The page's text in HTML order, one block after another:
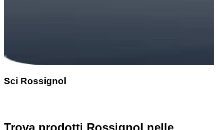
Sci Rossignol
Trova prodotti Rossignol nelle